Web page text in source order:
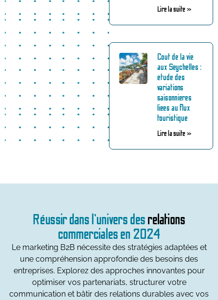
Lire la suite »
Cout de la vie
aux Seychelles :
etude des
variations
saisonnieres
liees au flux
touristique
Lire la suite »
Réussir dans l’univers desrelations
commerciales en 2024
Le marketing B2B nécessite des stratégies adaptées et
une compréhension approfondie des besoins des
entreprises. Explorez des approches innovantes pour
optimiser vos partenariats, structurer votre
communication et bâtir des relations durables avec vos